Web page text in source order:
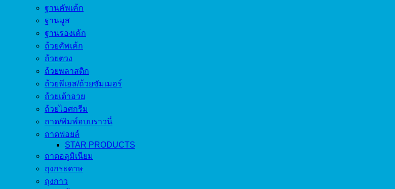
ฐานคัพเค้ก
ฐานมูส
ฐานรองเค้ก
ถ้วยคัพเค้ก
ถ้วยตวง
ถ้วยพลาสติก
ถ้วยพีเอส/ถ้วยซัมเมอร์
ถ้วยเต้าอวย
ถ้วยไอศกรีม
ถาด/พิมพ์อบบราวนี่
ถาดฟอยล์
STAR PRODUCTS
ถาดอลูมิเนียม
ถุงกระดาษ
ถุงกาว